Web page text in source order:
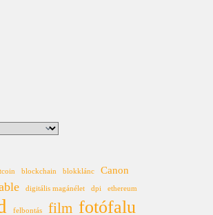
blockchain blokklánc Canon
digitális magánélet dpi ethereum
felbontás film fotófalu